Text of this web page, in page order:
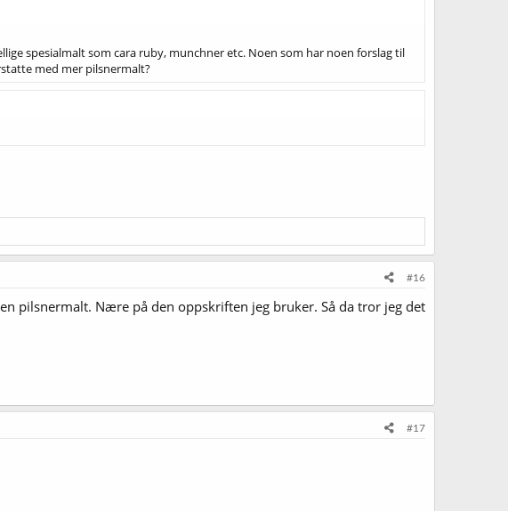
spesialmalt som cara ruby, munchner etc. Noen som har noen forslag til
med mer pilsnermalt?
#16
pilsnermalt. Nære på den oppskriften jeg bruker. Så da tror jeg det
#17